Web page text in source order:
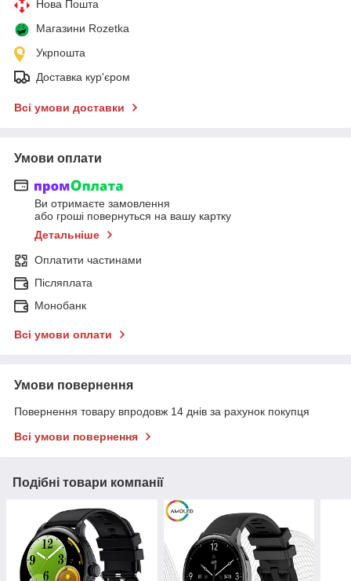
Нова Пошта
Магазини Rozetka
Укрпошта
Доставка кур'єром
Всі умови доставки
Умови оплати
Ви отримаєте замовлення
або гроші повернуться на вашу картку
Детальніше
Оплатити частинами
Післяплата
Монобанк
Всі умови оплати
Умови повернення
Повернення товару впродовж 14 днів за рахунок покупця
Всі умови повернення
Подібні товари компанії